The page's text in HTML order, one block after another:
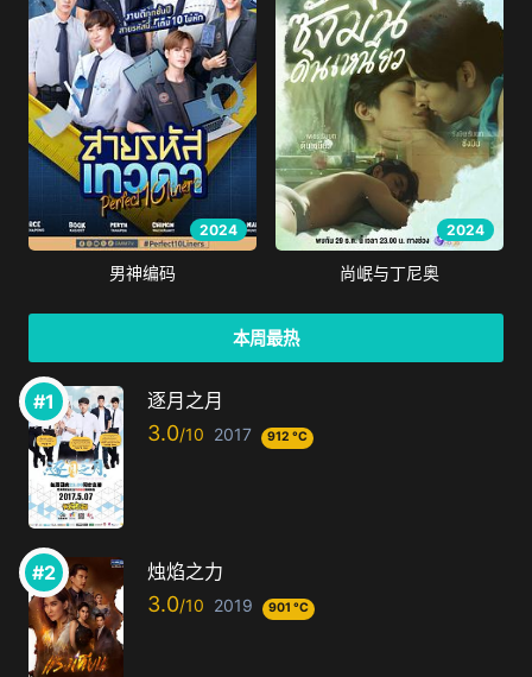
2024
男神编码
2024
尚岷与丁尼奥
本周最热
逐月之月
3.0 2017 912 °C
烛焰之力
3.0 2019 901 °C